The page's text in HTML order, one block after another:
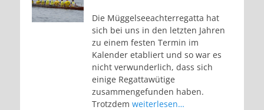
Die Müggelseeachterregatta hat
sich bei uns in den letzten Jahren
zu einem festen Termin im
Kalender etabliert und so war es
nicht verwunderlich, dass sich
einige Regattawütige
zusammengefunden haben.
Trotzdem weiterlesen…